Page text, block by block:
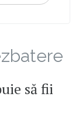
să fii